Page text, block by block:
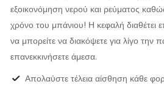
εξοικονόμηση νερού και ρεύματος
χρόνο του μπάνιου! Η κεφαλή διαθέτει
να μπορείτε να διακόψετε για λίγο την
επανεκκινήσετε άμεσα.
Απολαύστε τέλεια αίσθηση κάθε